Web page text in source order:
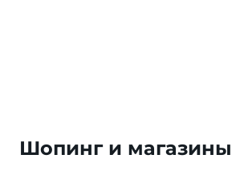
Шопинг и магазины